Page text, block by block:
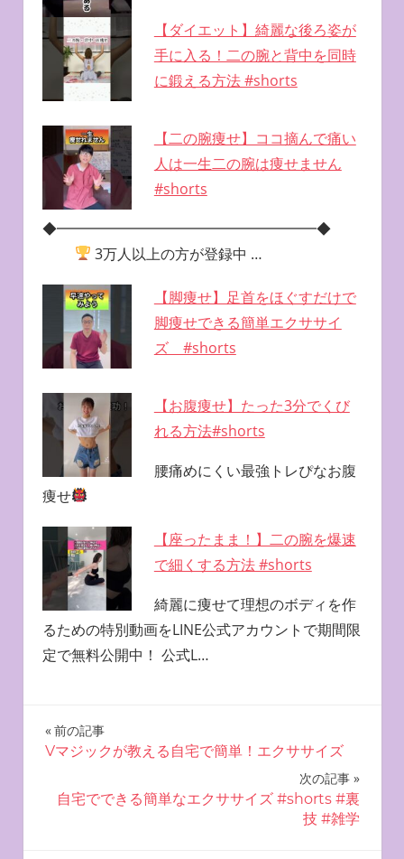
【ダイエット】綺麗な後ろ姿が
手に入る！二の腕と背中を同時
に鍛える方法 #shorts
【二の腕痩せ】ココ摘んで痛い
人は一生二の腕は痩せません
#shorts
◆━━━━━━━━━━━━━━━━━━◆
3万人以上の方が登録中 …
【脚痩せ】足首をほぐすだけで
脚痩せできる簡単エクササイ
ズ #shorts
【お腹痩せ】たった3分でくび
れる方法#shorts
腰痛めにくい最強トレぴなお腹
痩せ
【座ったまま！】二の腕を爆速
で細くする方法 #shorts
綺麗に痩せて理想のボディを作
るための特別動画をLINE公式アカウントで期間限
定で無料公開中！ 公式L…
投
ナ
前の記事
Vマジックが教える自宅で簡単！エクササイズ
次の記事
自宅でできる簡単なエクササイズ #shorts #裏
技 #雑学